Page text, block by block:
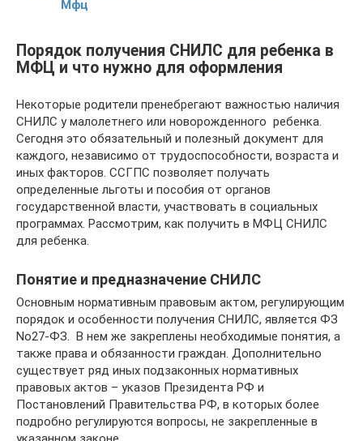
Мфц
Порядок получения СНИЛС для ребенка в
МФЦ и что нужно для оформления
Некоторые родители пренебрегают важностью наличия
СНИЛС у малолетнего или новорожденного ребенка.
Сегодня это обязательный и полезный документ для
каждого, независимо от трудоспособности, возраста и
иных факторов. ССГПС позволяет получать
определенные льготы и пособия от органов
государственной власти, участвовать в социальных
программах. Рассмотрим, как получить в МФЦ СНИЛС
для ребенка.
Понятие и предназначение СНИЛС
Основным нормативным правовым актом, регулирующим
порядок и особенности получения СНИЛС, является ФЗ
No27-ФЗ. В нем же закреплены необходимые понятия, а
также права и обязанности граждан. Дополнительно
существует ряд иных подзаконных нормативных
правовых актов – указов Президента РФ и
Постановлений Правительства РФ, в которых более
подробно регулируются вопросы, не закрепленные в